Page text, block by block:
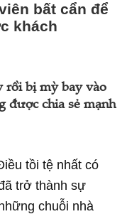
bất cẩn để
khách
rồi bị mỳ bay vào
được chia sẻ mạnh
tồi tệ nhất có
trở thành sự
chuỗi nhà